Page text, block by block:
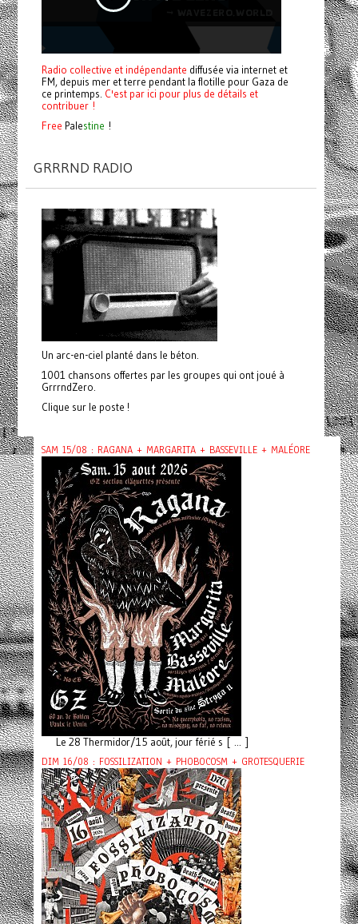
Radio collective et indépendante diffusée via internet et
FM, depuis mer et terre pendant la flotille pour Gaza de
ce printemps. C'est par ici pour plus de détails et
contribuer !
Free Palestine !
GRRRND RADIO
Un arc-en-ciel planté dans le béton.
1001 chansons offertes par les groupes qui ont joué à
GrrrndZero.
Clique sur le poste !
SAM 15/08 : RAGANA + MARGARITA + BASSEVILLE + MALÉORE
Le 28 Thermidor/15 août, jour férié s [ ... ]
DIM 16/08 : FOSSILIZATION + PHOBOCOSM + GROTESQUERIE